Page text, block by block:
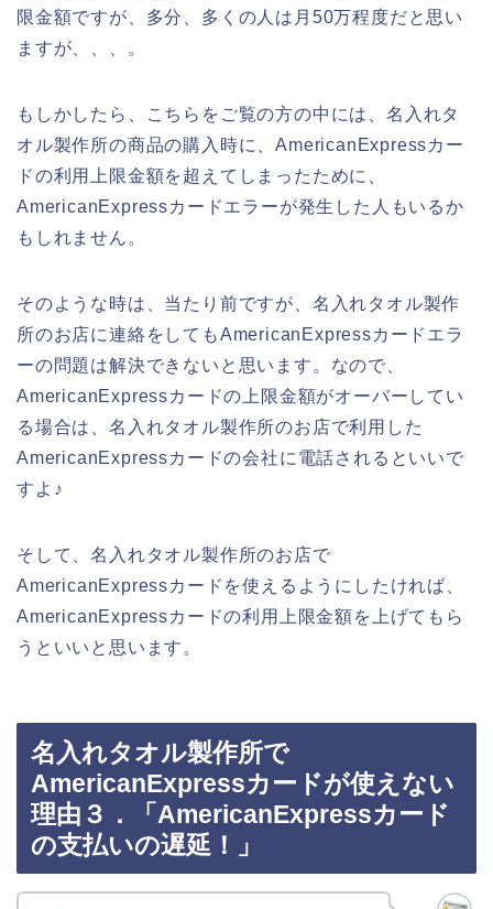
限金額ですが、多分、多くの人は月50万程度だと思い
ますが、、、。
もしかしたら、こちらをご覧の方の中には、名入れタ
オル製作所の商品の購入時に、AmericanExpressカー
ドの利用上限金額を超えてしまったために、
AmericanExpressカードエラーが発生した人もいるか
もしれません。
そのような時は、当たり前ですが、名入れタオル製作
所のお店に連絡をしてもAmericanExpressカードエラ
ーの問題は解決できないと思います。なので、
AmericanExpressカードの上限金額がオーバーしてい
る場合は、名入れタオル製作所のお店で利用した
AmericanExpressカードの会社に電話されるといいで
すよ♪
そして、名入れタオル製作所のお店で
AmericanExpressカードを使えるようにしたければ、
AmericanExpressカードの利用上限金額を上げてもら
うといいと思います。
名入れタオル製作所で
AmericanExpressカードが使えない
理由３．「AmericanExpressカード
の支払いの遅延！」